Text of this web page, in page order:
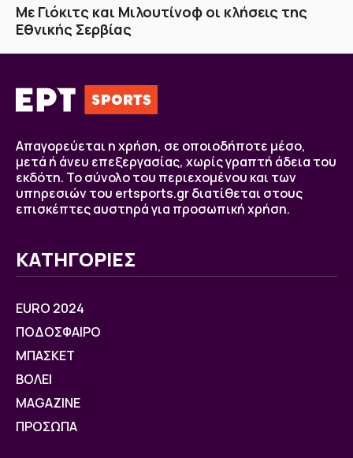
Με Γιόκιτς και Μιλουτίνοφ οι κλήσεις της
Εθνικής Σερβίας
Απαγορεύεται η χρήση, σε οποιοδήποτε μέσο,
μετά ή άνευ επεξεργασίας, χωρίς γραπτή άδεια του
εκδότη. Το σύνολο του περιεχομένου και των
υπηρεσιών του ertsports.gr διατίθεται στους
επισκέπτες αυστηρά για προσωπική χρήση.
ΚΑΤΗΓΟΡΙΕΣ
EURO 2024
ΠΟΔΟΣΦΑΙΡΟ
ΜΠΑΣΚΕΤ
ΒOΛΕΙ
MAGAZINE
ΠΡΟΣΩΠΑ